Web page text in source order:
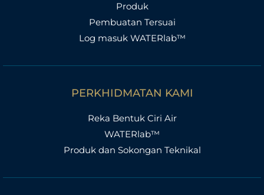
Produk
Pembuatan Tersuai
Log masuk WATERlab™
PERKHIDMATAN KAMI
Reka Bentuk Ciri Air
WATERlab™
Produk dan Sokongan Teknikal